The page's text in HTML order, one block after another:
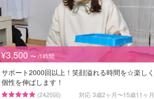
¥3,500 〜 /1時間
サポート2000回以上！笑顔溢れる時間を☆楽しく
個性を伸ばします！
(2420回) 対応 3歳2ヶ月〜15歳11ヶ月